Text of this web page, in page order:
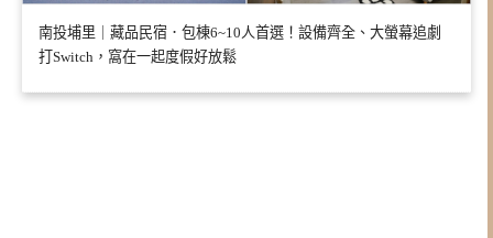
南投埔里｜藏品民宿．包棟6~10人首選！設備齊全、大螢幕追劇
打Switch，窩在一起度假好放鬆